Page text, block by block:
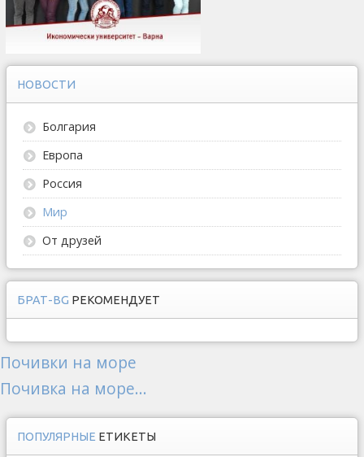
НОВОСТИ
Болгария
Европа
Россия
Мир
От друзей
БРАТ-BG РЕКОМЕНДУЕТ
Почивки на море
Почивка на море...
ПОПУЛЯРНЫЕ ЕТИКЕТЫ